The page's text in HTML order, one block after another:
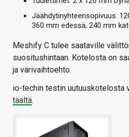
Jäähdytinyhteensopivuus:
360 mm edessä, 240 mm
Meshify C tulee saataville
suositushintaan. Kotelosta on
ja värivaihtoehto.
io-techin testin uutuuskotelosta
täältä.